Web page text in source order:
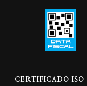
CERTIFICADO ISO